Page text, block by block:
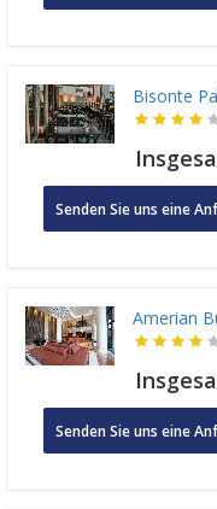
Bisonte
Senden Sie uns eine
Amerian
Senden Sie uns eine